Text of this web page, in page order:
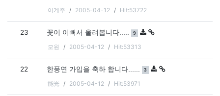
이계주
2005-04-12 Hit:53722
23 꽃이 이뻐서 올려봅니다..... 댓글
9
개
모원
2005-04-12 Hit:53313
22 한풍연 가입을 축하 합니다...... 댓글
3
개
能光
2005-04-12 Hit:53971